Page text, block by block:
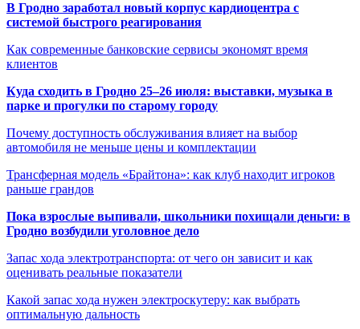
В Гродно заработал новый корпус кардиоцентра с
системой быстрого реагирования
Как современные банковские сервисы экономят время
клиентов
Куда сходить в Гродно 25–26 июля: выставки, музыка в
парке и прогулки по старому городу
Почему доступность обслуживания влияет на выбор
автомобиля не меньше цены и комплектации
Трансферная модель «Брайтона»: как клуб находит игроков
раньше грандов
Пока взрослые выпивали, школьники похищали деньги: в
Гродно возбудили уголовное дело
Запас хода электротранспорта: от чего он зависит и как
оценивать реальные показатели
Какой запас хода нужен электроскутеру: как выбрать
оптимальную дальность